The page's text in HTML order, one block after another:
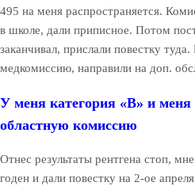
495 на меня распространяется.
в школе, дали приписное. Потом
заканчивал, прислали повестку
медкомиссию, направили на доп.
У меня категория «В» и
областную комиссию
Отнес результаты рентгена стоп,
годен и дали повестку на 2-ое